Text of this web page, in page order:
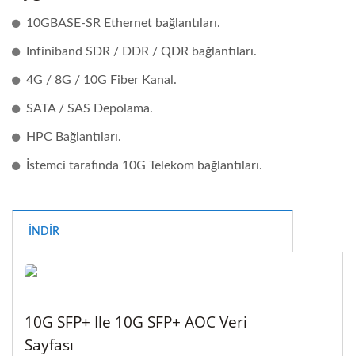
10GBASE-SR Ethernet bağlantıları.
Infiniband SDR / DDR / QDR bağlantıları.
4G / 8G / 10G Fiber Kanal.
SATA / SAS Depolama.
HPC Bağlantıları.
İstemci tarafında 10G Telekom bağlantıları.
İNDIR
10G SFP+ Ile 10G SFP+ AOC Veri
Sayfası